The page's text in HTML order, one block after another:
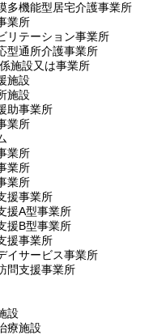
機能型居宅介護事業所
業所
テーション事業所
通所介護事業所
施設又は事業所
施設
施設
助事業所
業所
業所
業所
業所
援事業所
援A型事業所
B型事業所
援事業所
サービス事業所
問支援事業所
設
療施設